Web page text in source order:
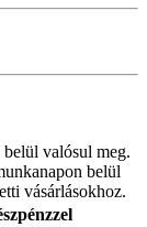
valósul meg.
belül
vásárlásokhoz.